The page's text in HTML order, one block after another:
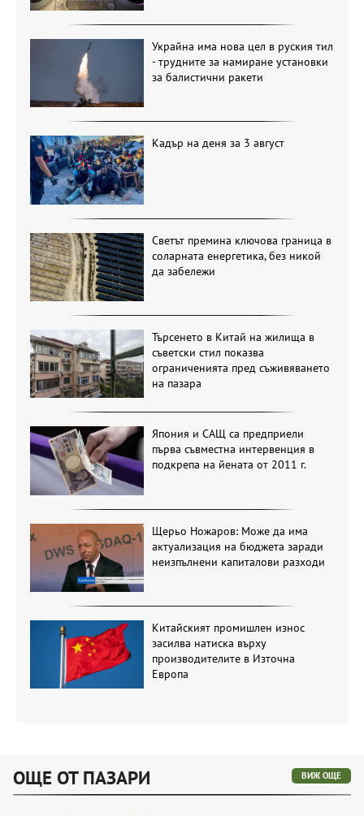
Украйна има нова цел в руския тил
- трудните за намиране установки
за балистични ракети
Кадър на деня за 3 август
Светът премина ключова граница в
соларната енергетика, без никой
да забележи
Търсенето в Китай на жилища в
съветски стил показва
ограниченията пред съживяването
на пазара
Япония и САЩ са предприели
първа съвместна интервенция в
подкрепа на йената от 2011 г.
Щерьо Ножаров: Може да има
актуализация на бюджета заради
неизпълнени капиталови разходи
Китайският промишлен износ
засилва натиска върху
производителите в Източна
Европа
ОЩЕ ОТ ПАЗАРИ ВИЖ ОЩЕ